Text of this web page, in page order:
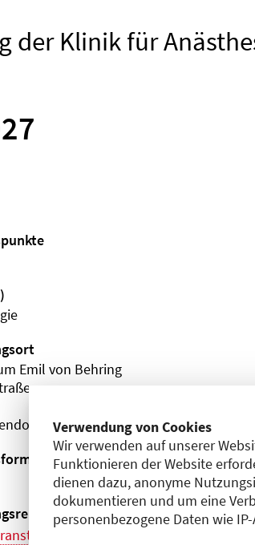
Verwendung von Cookies
Wir verwenden auf unserer
Funktionieren der Website
dienen dazu, anonyme
dokumentieren und um eine
personenbezogene Daten wie
der Klinik für
Emil von Behring
dieser Reihe (10)